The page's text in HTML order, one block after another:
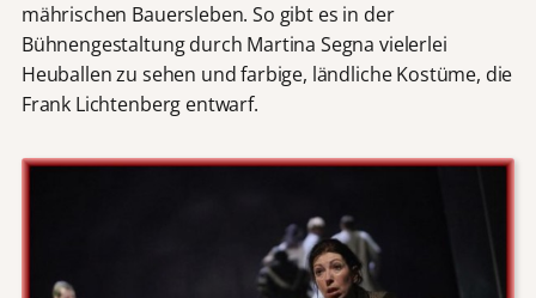
mährischen Bauersleben. So gibt es in der
Bühnengestaltung durch Martina Segna vielerlei
Heuballen zu sehen und farbige, ländliche Kostüme, die
Frank Lichtenberg entwarf.